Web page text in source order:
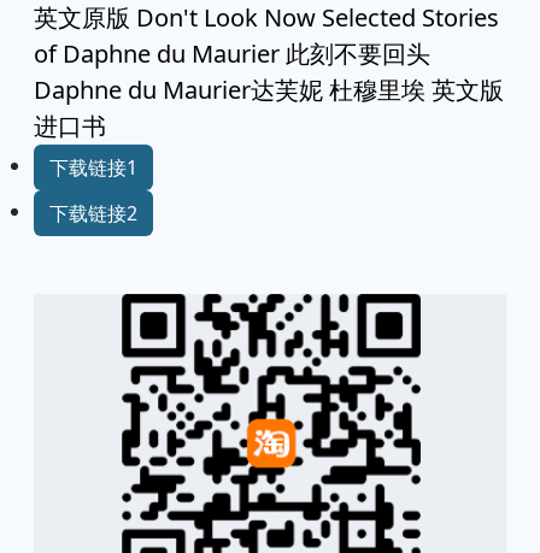
英文原版 Don't Look Now Selected Stories
of Daphne du Maurier 此刻不要回头
Daphne du Maurier达芙妮 杜穆里埃 英文版
进口书
下载链接1
下载链接2